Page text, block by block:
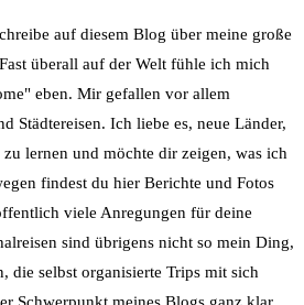
auf diesem Blog über meine große
überall auf der Welt fühle ich mich
eben. Mir gefallen vor allem
Städtereisen. Ich liebe es, neue Länder,
lernen und möchte dir zeigen, was ich
findest du hier Berichte und Fotos
viele Anregungen für deine
sind übrigens nicht so mein Ding,
die selbst organisierte Trips mit sich